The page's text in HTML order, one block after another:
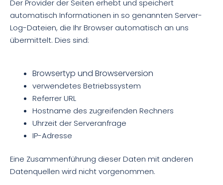
Der Provider der Seiten erhebt und speichert
automatisch Informationen in so genannten Server-
Log-Dateien, die Ihr Browser automatisch an uns
übermittelt. Dies sind:
Browsertyp und Browserversion
verwendetes Betriebssystem
Referrer URL
Hostname des zugreifenden Rechners
Uhrzeit der Serveranfrage
IP-Adresse
Eine Zusammenführung dieser Daten mit anderen
Datenquellen wird nicht vorgenommen.